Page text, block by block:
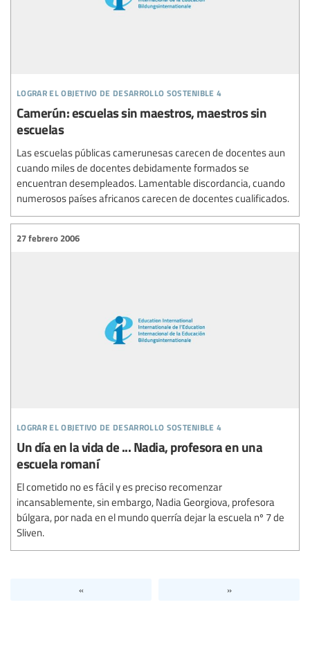
lograr el objetivo de desarrollo sostenible 4
Camerún: escuelas sin maestros, maestros sin
escuelas
Las escuelas públicas camerunesas carecen de docentes aun
cuando miles de docentes debidamente formados se
encuentran desempleados. Lamentable discordancia, cuando
numerosos países africanos carecen de docentes cualificados.
lograr el objetivo de desarrollo sostenible 4
27 febrero 2006
Un día en la vida de ... Nadia, profesora en una
escuela romaní
El cometido no es fácil y es preciso recomenzar
incansablemente, sin embargo, Nadia Georgiova, profesora
búlgara, por nada en el mundo querría dejar la escuela nº 7 de
Sliven.
« »